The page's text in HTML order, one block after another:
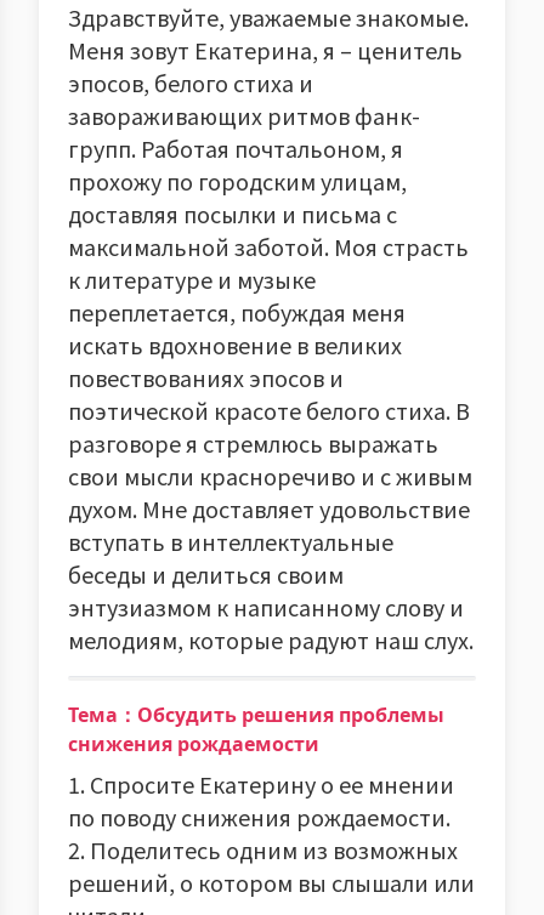
Здравствуйте, уважаемые знакомые.
Меня зовут Екатерина, я – ценитель
эпосов, белого стиха и
завораживающих ритмов фанк-
групп. Работая почтальоном, я
прохожу по городским улицам,
доставляя посылки и письма с
максимальной заботой. Моя страсть
к литературе и музыке
переплетается, побуждая меня
искать вдохновение в великих
повествованиях эпосов и
поэтической красоте белого стиха. В
разговоре я стремлюсь выражать
свои мысли красноречиво и с живым
духом. Мне доставляет удовольствие
вступать в интеллектуальные
беседы и делиться своим
энтузиазмом к написанному слову и
мелодиям, которые радуют наш слух.
Тема：Обсудить решения проблемы
снижения рождаемости
1. Спросите Екатерину о ее мнении
по поводу снижения рождаемости.
2. Поделитесь одним из возможных
решений, о котором вы слышали или